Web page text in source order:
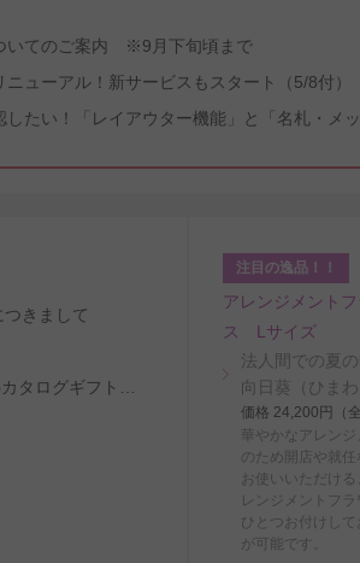
いてのご案内 ※9月下旬頃まで
ューアル！新サービスもスタート（5/8付）
たい！「レイアウター機能」と「名札・メ
きまして
注目の逸品！！
アレンジメント
ス Lサイズ
法人間での夏
向日葵（ひま
価格 24,200円（
華やかなアレン
のため開店や就
お使いいただけ
レンジメントフ
ひとつお付けし
が可能です。